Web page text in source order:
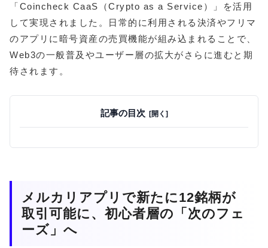
「Coincheck CaaS（Crypto as a Service）」を活用
して実現されました。日常的に利用される決済やフリマ
のアプリに暗号資産の売買機能が組み込まれることで、
Web3の一般普及やユーザー層の拡大がさらに進むと期
待されます。
記事の目次
メルカリアプリで新たに12銘柄が
取引可能に、初心者層の「次のフェ
ーズ」へ